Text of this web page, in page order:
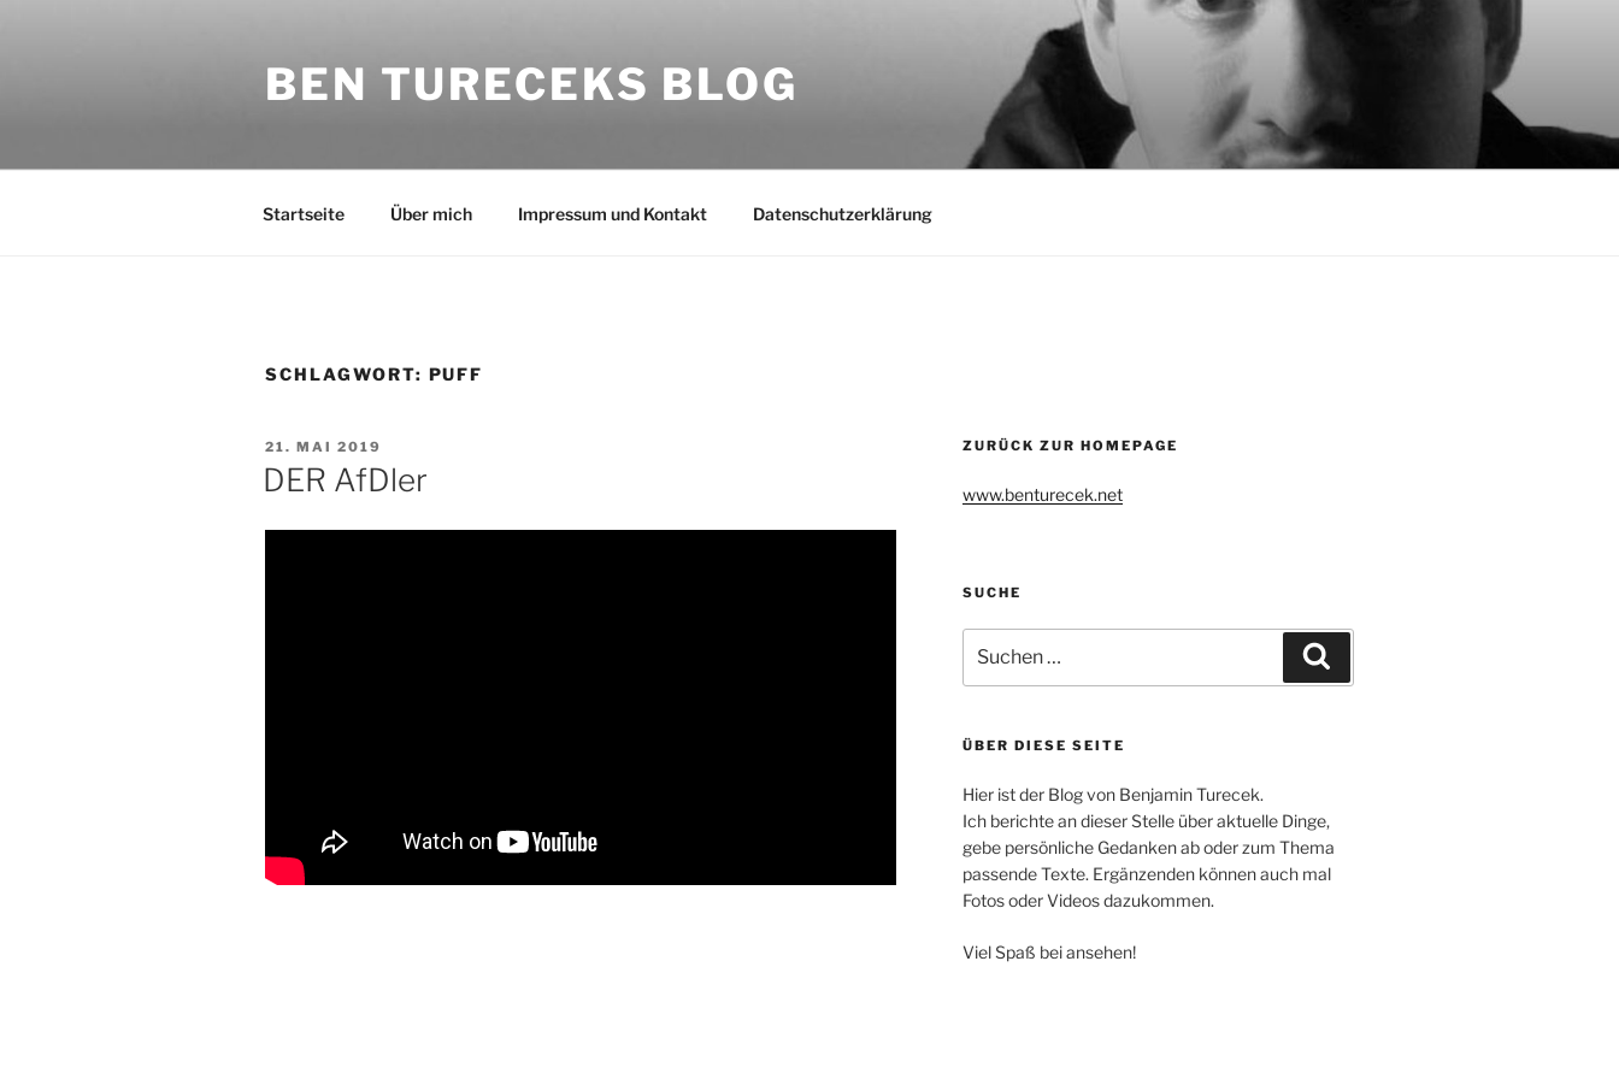
BEN TURECEKS BLOG
Startseite Über mich Impressum und Kontakt Datenschutzerklärung
SCHLAGWORT: PUFF
VERÖFFENTLICHT
AM
21. MAI 2019
DER AfDler
ZURÜCK ZUR HOMEPAGE
www.benturecek.net
SUCHE
nach:
ÜBER DIESE SEITE
Hier ist der Blog von Benjamin Turecek.
Ich berichte an dieser Stelle über aktuelle Dinge,
gebe persönliche Gedanken ab oder zum Thema
passende Texte. Ergänzenden können auch mal
Fotos oder Videos dazukommen.
Viel Spaß bei ansehen!